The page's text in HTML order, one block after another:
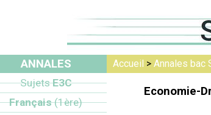
Accueil > Annales bac
Economie-
ANNALES
SujetsE3C
Français(1ère)